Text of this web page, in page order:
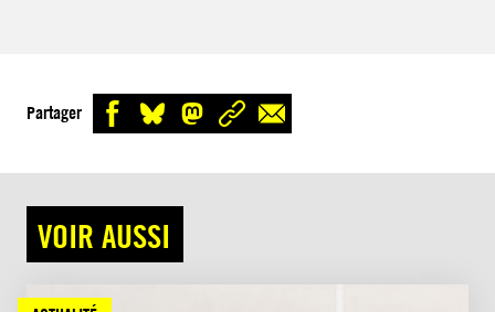
Partager
VOIR AUSSI